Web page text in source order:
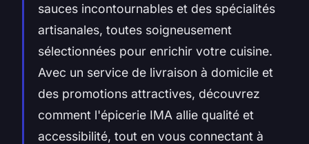
sauces incontournables et des spécialités
artisanales, toutes soigneusement
sélectionnées pour enrichir votre cuisine.
Avec un service de livraison à domicile et
des promotions attractives, découvrez
comment l'épicerie IMA allie qualité et
accessibilité, tout en vous connectant à